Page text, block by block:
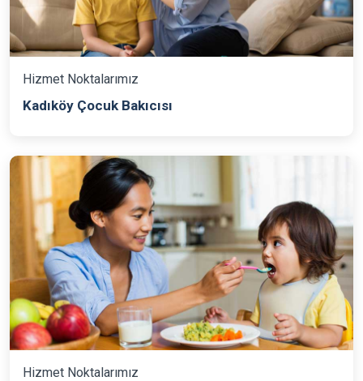
Hizmet Noktalarımız
Kadıköy Çocuk Bakıcısı
Hizmet Noktalarımız